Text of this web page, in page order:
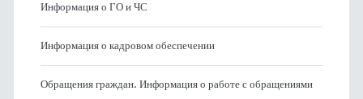
Информация о ГО и ЧС
Информация о кадровом обеспечении
Обращения граждан. Информация о работе с обращениями